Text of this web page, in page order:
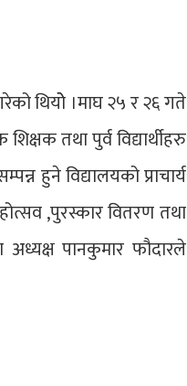
थियोे ।माघ २५ र २६ गते
तथा पुर्व विद्यार्थीहरु
हुने विद्यालयको प्राचार्य
,पुरस्कार वितरण तथा
अध्यक्ष पानकुमार फौदारले